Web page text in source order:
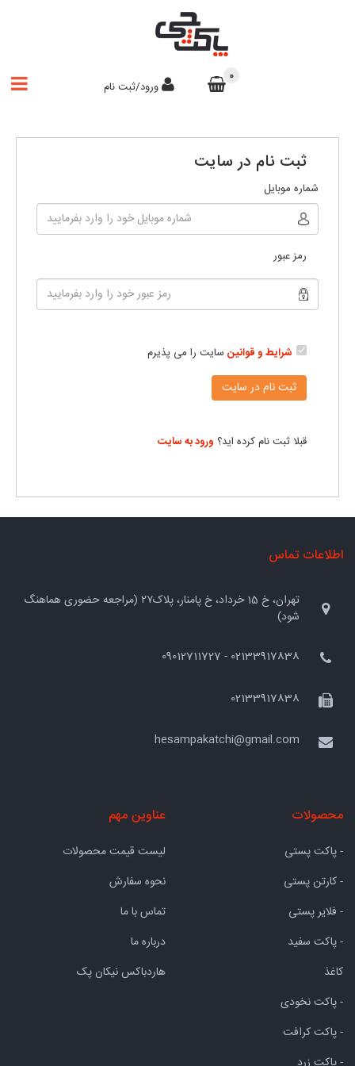
ورود/ثبت نام
0
ثبت نام در سایت
شماره موبایل
رمز عبور
شرایط و قوانین سایت را می پذیرم
قبلا ثبت نام کرده اید؟ ورود به سایت
اطلاعات تماس
تهران، خ 15 خرداد، خ پامنار، پلاک۲۷ (مراجعه حضوری هماهنگ
شود)
02133917838 - 09012711727
02133917838
hesampakatchi@gmail.com
محصولات
- پاکت پستی
- کارتن پستی
- فلایر پستی
- پاکت سفید
کاغذ
- پاکت نخودی
- پاکت کرافت
عناوین مهم
لیست قیمت محصولات
نحوه سفارش
تماس با ما
درباره ما
هاردباکس نیکان پک